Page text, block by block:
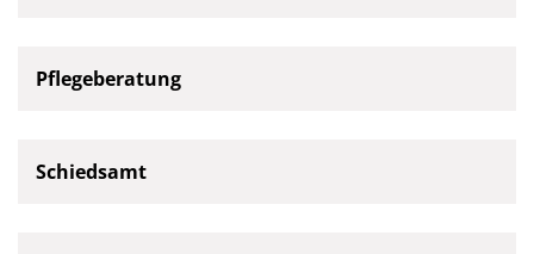
Pflegeberatung
Schiedsamt